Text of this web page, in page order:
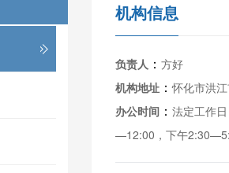
机构信息
负责人 ： 方好
机构地址 ：怀化市洪
办公时间 ： 法定工作
—12:00，下午